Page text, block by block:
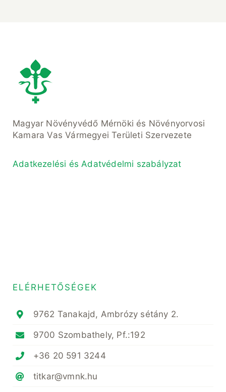
Magyar Növényvédő Mérnöki és Növényorvosi
Kamara Vas Vármegyei Területi Szervezete
Adatkezelési és Adatvédelmi szabályzat
ELÉRHETŐSÉGEK
9762 Tanakajd, Ambrózy sétány 2.
9700 Szombathely, Pf.:192
+36 20 591 3244
titkar@vmnk.hu